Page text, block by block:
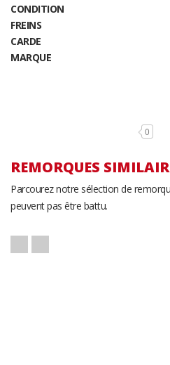
CONDITION
FREINS
CARDE
MARQUE
0
REMORQUES
Parcourez notre sélection de
peuvent pas être battu.